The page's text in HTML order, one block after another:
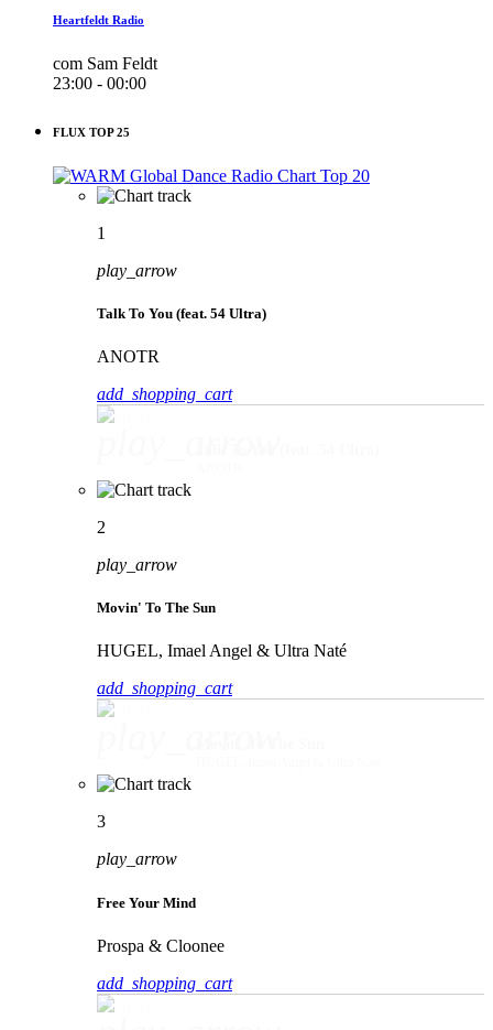
Heartfeldt Radio
com Sam Feldt
23:00 - 00:00
FLUX TOP 25
1
play_arrow
Talk To You (feat. 54 Ultra)
ANOTR
add_shopping_cart
2
play_arrow
Movin' To The Sun
HUGEL, Imael Angel & Ultra Naté
add_shopping_cart
3
play_arrow
Free Your Mind
Prospa & Cloonee
add_shopping_cart